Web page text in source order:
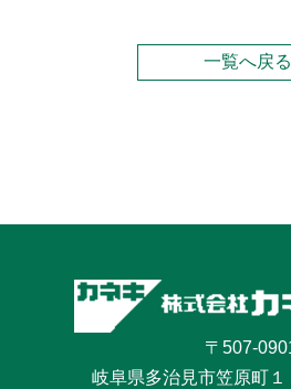
一覧へ戻る
〒507-
岐阜県多治見市笠原町１